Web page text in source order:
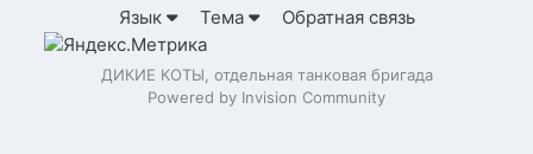
Язык Тема Обратная связь
ДИКИЕ КОТЫ, отдельная танковая бригада
Powered by Invision Community